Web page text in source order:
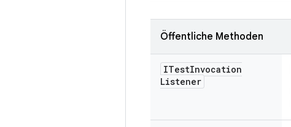
Öffentliche Methoden
ITestInvocation
Listener